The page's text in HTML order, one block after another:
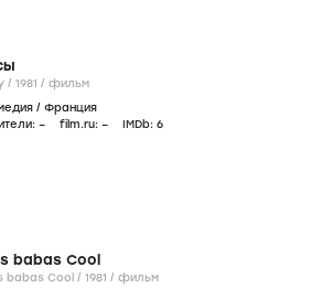
Psy / 1981 / фильм
/ Франция
– film.ru: – IMDb: 6
babas Cool
Les babas Cool / 1981 / фильм